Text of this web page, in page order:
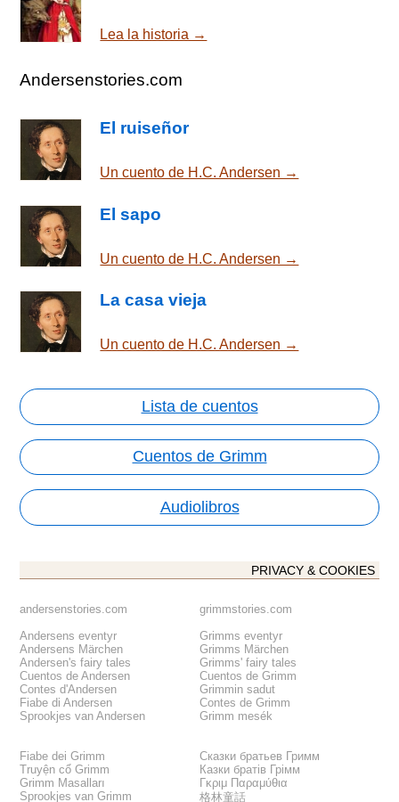
Lea la historia →
Andersenstories.com
El ruiseñor
Un cuento de H.C. Andersen →
El sapo
Un cuento de H.C. Andersen →
La casa vieja
Un cuento de H.C. Andersen →
Lista de cuentos
Cuentos de Grimm
Audiolibros
PRIVACY & COOKIES
andersenstories.com
Andersens eventyr
Andersens Märchen
Andersen's fairy tales
Cuentos de Andersen
Contes d'Andersen
Fiabe di Andersen
Sprookjes van Andersen
grimmstories.com
Grimms eventyr
Grimms Märchen
Grimms' fairy tales
Cuentos de Grimm
Grimmin sadut
Contes de Grimm
Grimm mesék
Fiabe dei Grimm
Truyện cổ Grimm
Grimm Masalları
Sprookjes van Grimm
Сказки братьев Гримм
Казки братів Грімм
Γκριμ Παραμύθια
格林童話